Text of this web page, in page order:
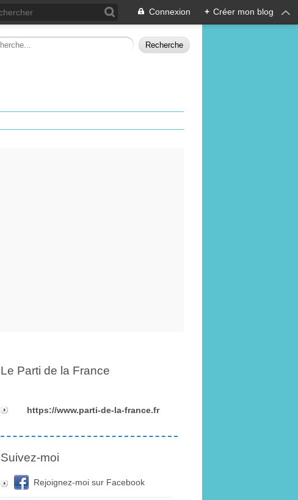
Connexion + Créer mon blog
Le Parti de la France
https://www.parti-de-la-france.fr
Suivez-moi
Rejoignez-moi sur Facebook